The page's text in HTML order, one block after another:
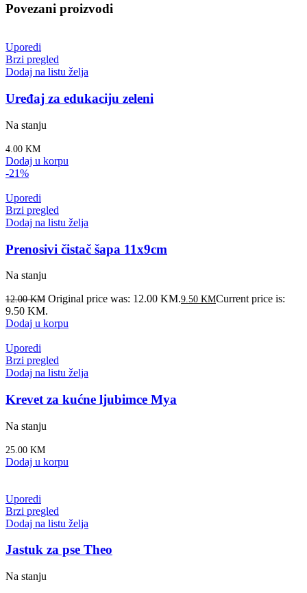
Povezani proizvodi
Uporedi
Brzi pregled
Dodaj na listu želja
Uređaj za edukaciju zeleni
Na stanju
4.00 KM
Dodaj u korpu
-21%
Uporedi
Brzi pregled
Dodaj na listu želja
Prenosivi čistač šapa 11x9cm
Na stanju
12.00KM Original price was: 12.00 KM.9.50 KMCurrent price is:
9.50 KM.
Dodaj u korpu
Uporedi
Brzi pregled
Dodaj na listu želja
Krevet za kućne ljubimce Mya
Na stanju
25.00 KM
Dodaj u korpu
Uporedi
Brzi pregled
Dodaj na listu želja
Jastuk za pse Theo
Na stanju